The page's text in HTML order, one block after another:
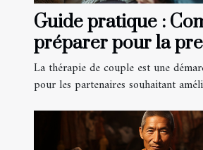
Guide pratique :
préparer pour la
consultation de
couple
La thérapie de couple est une
pour les partenaires souhaitant